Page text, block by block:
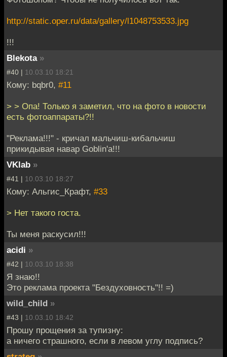
http://static.oper.ru/data/gallery/l1048753533.jpg
!!!
Blekota »
#40 | 10.03.10 18:21
Кому: bqbr0, #11
> > Опа! Только я заметил, что на фото в новости
есть фотоаппараты?!!
"Реклама!!!" - кричал мальчиш-кибальчиш
прикидывая навар Goblin'a!!!
VKlab »
#41 | 10.03.10 18:27
Кому: Альгис_Крафт, #33
> Нет такого госта.
Ты меня раскусил!!!
acidi »
#42 | 10.03.10 18:38
Я знаю!!
Это реклама проекта "Бездуховность"!! =)
wild_child »
#43 | 10.03.10 18:42
Прошу прощения за тупизну:
а ничего страшного, если в левом углу подпись?